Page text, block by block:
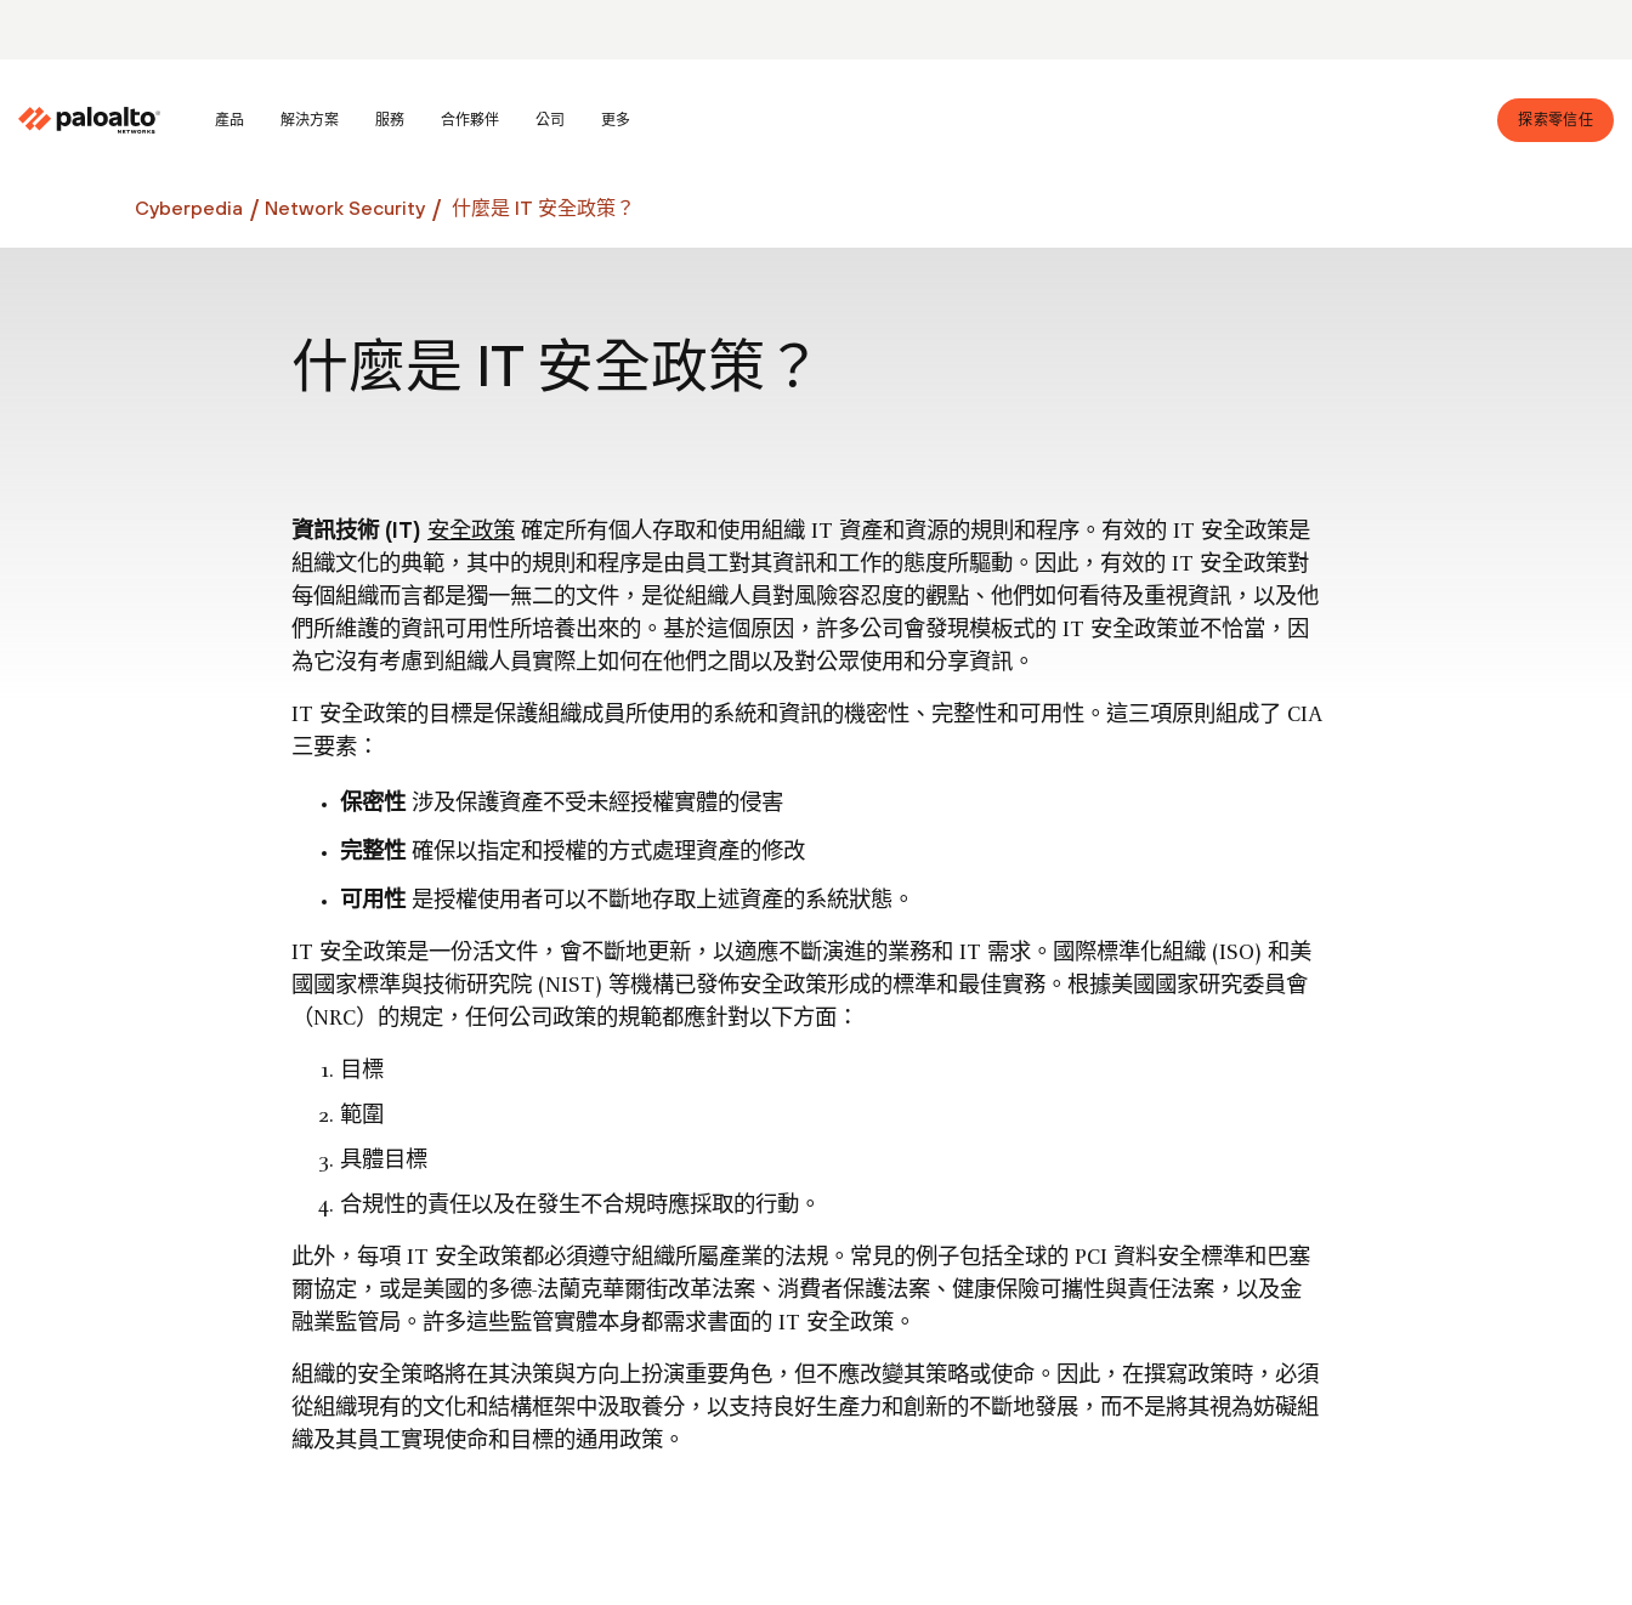
產品 解決方案 服務 合作夥伴 公司 更多 探索零信任
Cyberpedia Network Security 什麼是 IT 安全政策？
什麼是 IT 安全政策？
資訊技術 (IT) 安全政策 確定所有個人存取和使用組織 IT 資產和資源的規則和程序。有效的 IT 安全政策是
組織文化的典範，其中的規則和程序是由員工對其資訊和工作的態度所驅動。因此，有效的 IT 安全政策對
每個組織而言都是獨一無二的文件，是從組織人員對風險容忍度的觀點、他們如何看待及重視資訊，以及他
們所維護的資訊可用性所培養出來的。基於這個原因，許多公司會發現模板式的 IT 安全政策並不恰當，因
為它沒有考慮到組織人員實際上如何在他們之間以及對公眾使用和分享資訊。
IT 安全政策的目標是保護組織成員所使用的系統和資訊的機密性、完整性和可用性。這三項原則組成了 CIA
三要素：
保密性涉及保護資產不受未經授權實體的侵害
完整性確保以指定和授權的方式處理資產的修改
可用性是授權使用者可以不斷地存取上述資產的系統狀態。
IT 安全政策是一份活文件，會不斷地更新，以適應不斷演進的業務和 IT 需求。國際標準化組織 (ISO) 和美
國國家標準與技術研究院 (NIST) 等機構已發佈安全政策形成的標準和最佳實務。根據美國國家研究委員會
（NRC）的規定，任何公司政策的規範都應針對以下方面：
目標
範圍
具體目標
合規性的責任以及在發生不合規時應採取的行動。
此外，每項 IT 安全政策都必須遵守組織所屬產業的法規。常見的例子包括全球的 PCI 資料安全標準和巴塞
爾協定，或是美國的多德-法蘭克華爾街改革法案、消費者保護法案、健康保險可攜性與責任法案，以及金
融業監管局。許多這些監管實體本身都需求書面的 IT 安全政策。
組織的安全策略將在其決策與方向上扮演重要角色，但不應改變其策略或使命。因此，在撰寫政策時，必須
從組織現有的文化和結構框架中汲取養分，以支持良好生產力和創新的不斷地發展，而不是將其視為妨礙組
織及其員工實現使命和目標的通用政策。